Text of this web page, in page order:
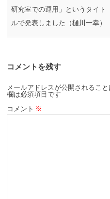
研究室での運用」というタイト
ルで発表しました（樋川一幸）
コメントを残す
メールアドレスが公開されること
欄は必須項目です
コメント ※